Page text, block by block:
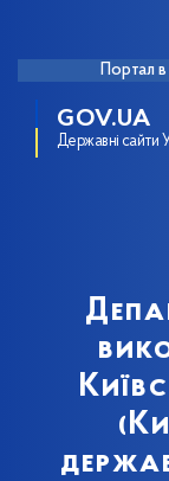
Портал
GOV.UA
Державні сайти